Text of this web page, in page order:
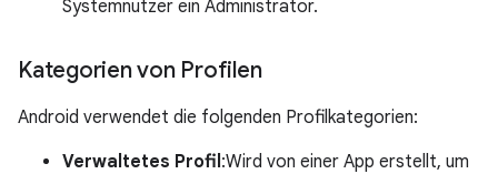
Systemnutzer ein Administrator.
Kategorien von Profilen
Android verwendet die folgenden Profilkategorien:
Verwaltetes Profil:Wird von einer App erstellt, um